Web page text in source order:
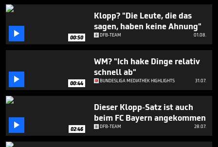
48
seconds
 00:50
Klopp? "Die Leute, die das
sagen, haben keine Ahnung"
DFB-TEAM 01.08.
 00:44
WM? "Ich hake Dinge relativ
schnell ab"
BUNDESLIGA MEDIATHEK HIGHLIGHTS 31.07.
 02:46
Dieser Klopp-Satz ist auch
beim FC Bayern angekommen
DFB-TEAM 28.07.